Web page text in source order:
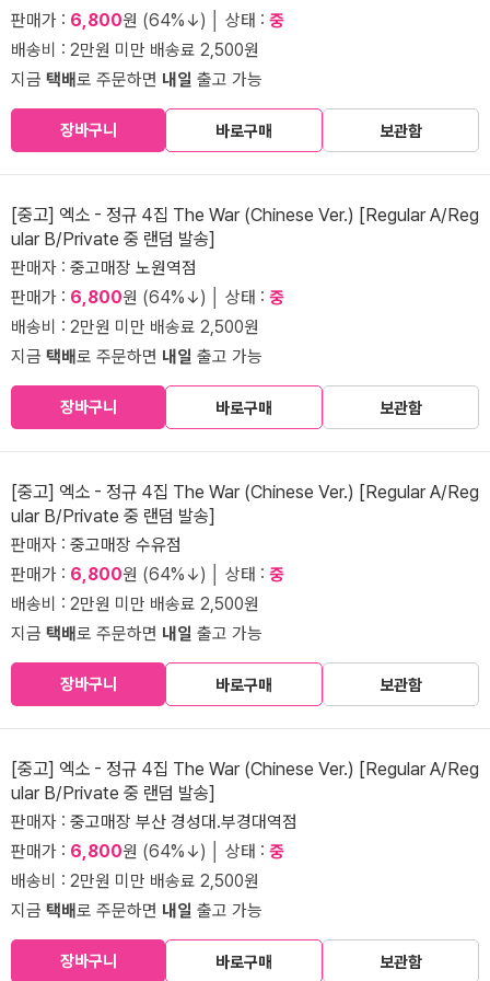
판매가 : 6,800원 (64%↓) │ 상태 : 중
배송비 : 2만원 미만 배송료 2,500원
지금 택배로 주문하면 내일 출고 가능
장바구니 바로구매 보관함
[중고] 엑소 - 정규 4집 The War (Chinese Ver.) [Regular A/Reg
ular B/Private 중 랜덤 발송]
판매자 : 중고매장 노원역점
판매가 : 6,800원 (64%↓) │ 상태 : 중
배송비 : 2만원 미만 배송료 2,500원
지금 택배로 주문하면 내일 출고 가능
장바구니 바로구매 보관함
[중고] 엑소 - 정규 4집 The War (Chinese Ver.) [Regular A/Reg
ular B/Private 중 랜덤 발송]
판매자 : 중고매장 수유점
판매가 : 6,800원 (64%↓) │ 상태 : 중
배송비 : 2만원 미만 배송료 2,500원
지금 택배로 주문하면 내일 출고 가능
장바구니 바로구매 보관함
[중고] 엑소 - 정규 4집 The War (Chinese Ver.) [Regular A/Reg
ular B/Private 중 랜덤 발송]
판매자 : 중고매장 부산 경성대.부경대역점
판매가 : 6,800원 (64%↓) │ 상태 : 중
배송비 : 2만원 미만 배송료 2,500원
지금 택배로 주문하면 내일 출고 가능
장바구니 바로구매 보관함